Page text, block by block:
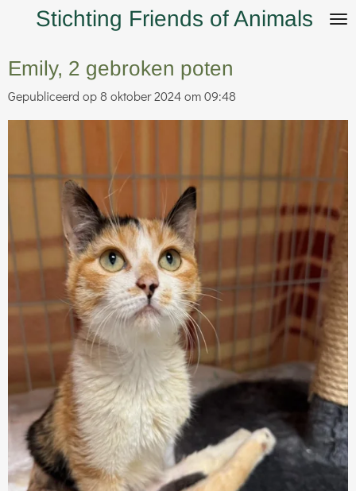
naar
hoofdinhoud
Stichting Friends of Animals
Emily, 2 gebroken poten
Gepubliceerd op 8 oktober 2024 om 09:48